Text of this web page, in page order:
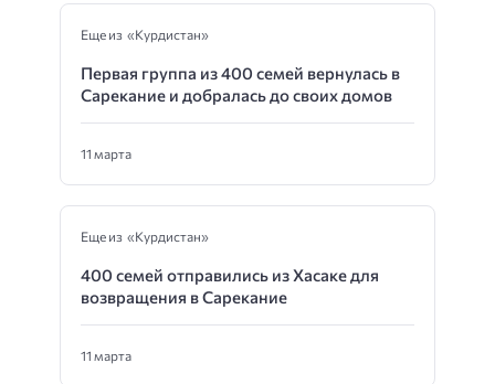
Еще из «Курдистан»
Первая группа из 400 семей вернулась в
Сарекание и добралась до своих домов
11 марта
Еще из «Курдистан»
400 семей отправились из Хасаке для
возвращения в Сарекание
11 марта